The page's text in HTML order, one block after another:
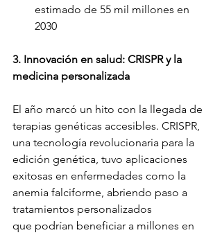
estimado de 55 mil millones en
2030
3. Innovación en salud: CRISPR y la
medicina personalizada
El año marcó un hito con la llegada de
terapias genéticas accesibles. CRISPR,
una tecnología revolucionaria para la
edición genética, tuvo aplicaciones
exitosas en enfermedades como la
anemia falciforme, abriendo paso a
tratamientos personalizados
que podrían beneficiar a millones en